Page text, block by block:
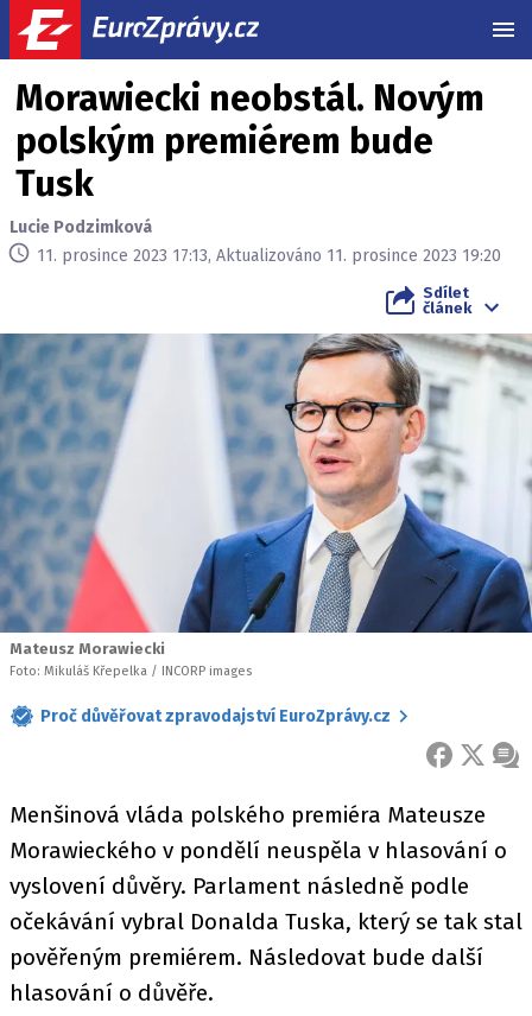
Morawiecki neobstál. Novým
polským premiérem bude
Tusk
Lucie Podzimková
11. prosince 2023 17:13, Aktualizováno 11. prosince 2023 19:20
Sdílet
článek
Mateusz Morawiecki
Foto: Mikuláš Křepelka / INCORP images
Proč důvěřovat zpravodajství EuroZprávy.cz
FACEBOOK
X
Menšinová vláda polského premiéra Mateusze
Morawieckého v pondělí neuspěla v hlasování o
vyslovení důvěry. Parlament následně podle
očekávání vybral Donalda Tuska, který se tak stal
pověřeným premiérem. Následovat bude další
hlasování o důvěře.